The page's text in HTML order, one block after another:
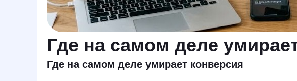
Где на самом деле
Где на самом деле умирает конверсия